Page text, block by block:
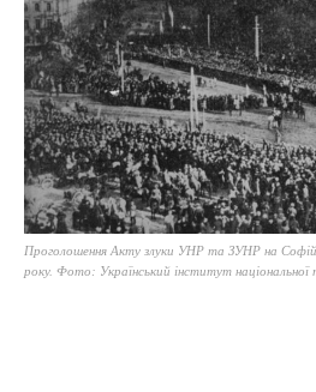
Проголошення Акту злуки УНР та ЗУНР на
року. Фото: Український інститут національної